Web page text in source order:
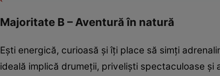
Majoritate B – Aventură în natură
Ești energică, curioasă și îți place să simți
ideală implică drumeții, priveliști spectaculoase